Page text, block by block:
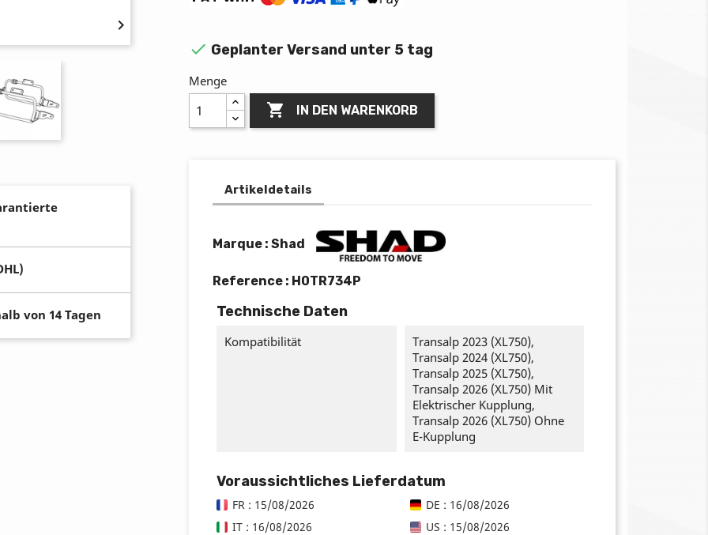

von 14 Tagen
 Geplanter Versand unter 5 tag
Menge
 IN DEN WARENKORB
Artikeldetails
Marque : Shad
Reference : H0TR734P
Technische Daten
Kompatibilität
Transalp 2023 (XL750),
Transalp 2024 (XL750),
Transalp 2025 (XL750),
Transalp 2026 (XL750) Mit
Elektrischer Kupplung,
Transalp 2026 (XL750) Ohne
E-Kupplung
Voraussichtliches Lieferdatum
FR : 15/08/2026
DE : 16/08/2026
IT : 16/08/2026
US : 15/08/2026